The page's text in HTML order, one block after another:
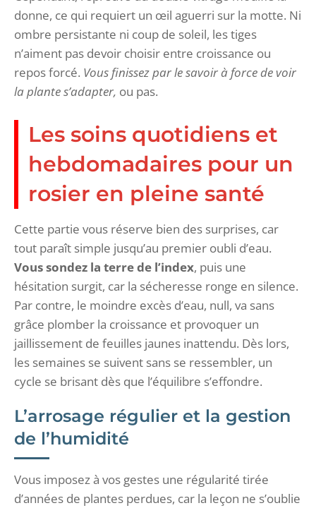
donne, ce qui requiert un œil aguerri sur la motte. Ni
ombre persistante ni coup de soleil, les tiges
n’aiment pas devoir choisir entre croissance ou
repos forcé. Vous finissez par le savoir à force de voir
la plante s’adapter, ou pas.
Les soins quotidiens et
hebdomadaires pour un
rosier en pleine santé
Cette partie vous réserve bien des surprises, car
tout paraît simple jusqu’au premier oubli d’eau.
Vous sondez la terre de l’index, puis une
hésitation surgit, car la sécheresse ronge en silence.
Par contre, le moindre excès d’eau, null, va sans
grâce plomber la croissance et provoquer un
jaillissement de feuilles jaunes inattendu. Dès lors,
les semaines se suivent sans se ressembler, un
cycle se brisant dès que l’équilibre s’effondre.
L’arrosage régulier et la gestion
de l’humidité
Vous imposez à vos gestes une régularité tirée
d’années de plantes perdues, car la leçon ne s’oublie